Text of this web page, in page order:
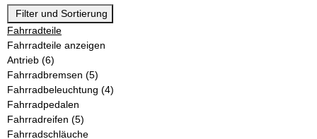
Filter und Sortierung
Fahrradteile
Fahrradteile anzeigen
Antrieb (6)
Fahrradbremsen (5)
Fahrradbeleuchtung (4)
Fahrradpedalen
Fahrradreifen (5)
Fahrradschläuche